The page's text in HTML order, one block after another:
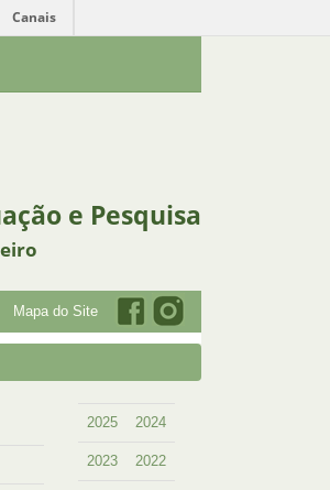
Canais
e Pesquisa
Mapa do Site
2025 2024
2023 2022